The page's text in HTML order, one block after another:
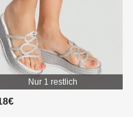
Nur 1 restlich